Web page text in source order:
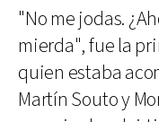
"No me jodas.
mierda", fue la
quien estaba
Martín Souto y